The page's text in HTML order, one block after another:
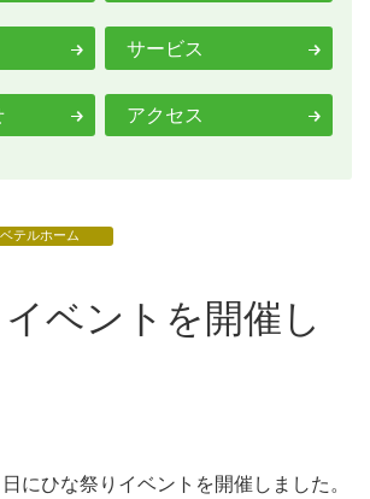
サービス
アクセス
ベテルホーム
ベントを開催し
にひな祭りイベントを開催しました。